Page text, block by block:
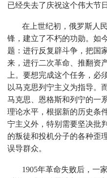
已经失去了庆祝这个伟大节
在上世纪初，俄罗斯人
锋，建立了不朽的功勋。如
题：进行反复辟斗争，把国
来，进行二次革命、推翻资
上。要想完成这个任务，必
以马克思列宁主义为指导。
马克思、恩格斯和列宁的一
理论水平，根据新的历史条
宁主义外，特别需要坚决批
的叛徒和投机分子的各种歪
误导群众。
1905年革命失败后，一